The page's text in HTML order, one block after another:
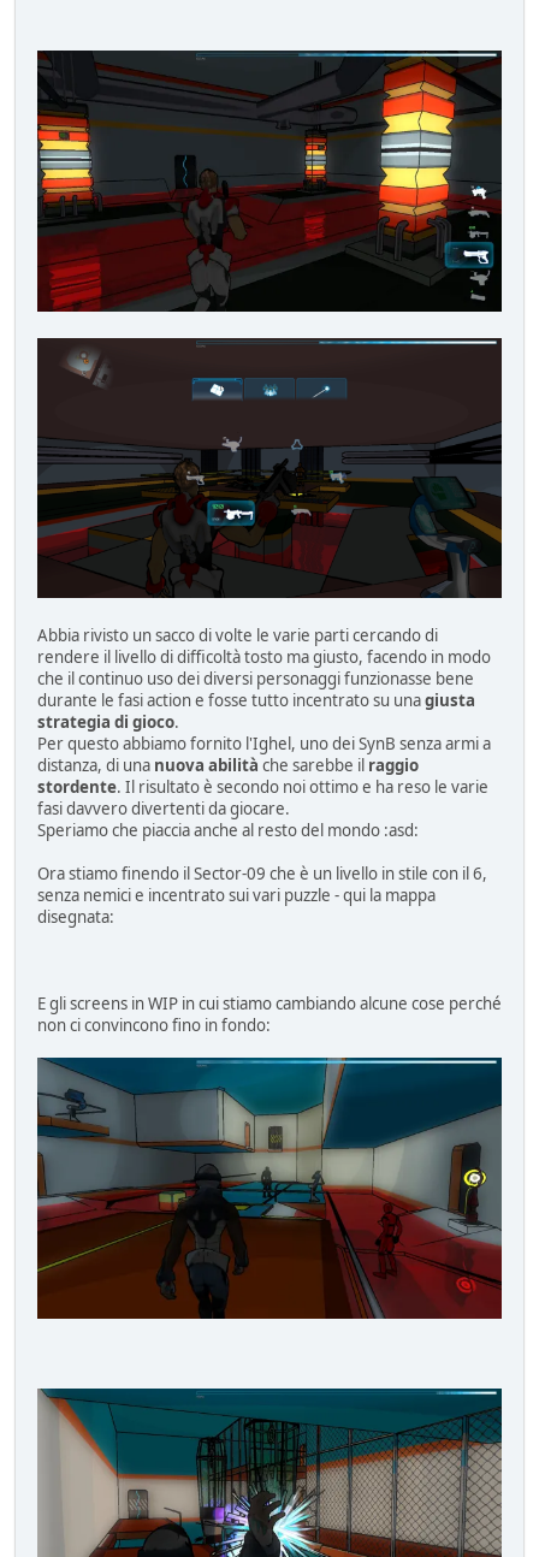
Abbia rivisto un sacco di volte le varie parti cercando di
rendere il livello di difficoltà tosto ma giusto, facendo in modo
che il continuo uso dei diversi personaggi funzionasse bene
durante le fasi action e fosse tutto incentrato su unagiusta
strategia di gioco.
Per questo abbiamo fornito l'Ighel, uno dei SynB senza armi a
distanza, di una nuova abilità che sarebbe il raggio
stordente. Il risultato è secondo noi ottimo e ha reso le varie
fasi davvero divertenti da giocare.
Speriamo che piaccia anche al resto del mondo :asd:
Ora stiamo finendo il Sector-09 che è un livello in stile con il 6,
senza nemici e incentrato sui vari puzzle - qui la mappa
disegnata:
E gli screens in WIP in cui stiamo cambiando alcune cose perché
non ci convincono fino in fondo: